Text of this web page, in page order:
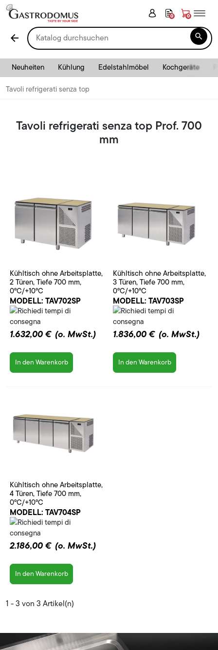
0 0
arrow_back 
Neuheiten Kühlung Edelstahlmöbel Kochgeräte
Tavoli refrigerati senza top
Tavoli refrigerati senza top Prof. 700
mm
Kühltisch ohne Arbeitsplatte,
2 Türen, Tiefe 700 mm,
0°C/+10°C
MODELL: TAV702SP
1.632,00 € (o. MwSt.)
In den Warenkorb
Kühltisch ohne Arbeitsplatte,
3 Türen, Tiefe 700 mm,
0°C/+10°C
MODELL: TAV703SP
1.836,00 € (o. MwSt.)
In den Warenkorb
Kühltisch ohne Arbeitsplatte,
4 Türen, Tiefe 700 mm,
0°C/+10°C
MODELL: TAV704SP
2.186,00 € (o. MwSt.)
In den Warenkorb
1 - 3 von 3 Artikel(n)